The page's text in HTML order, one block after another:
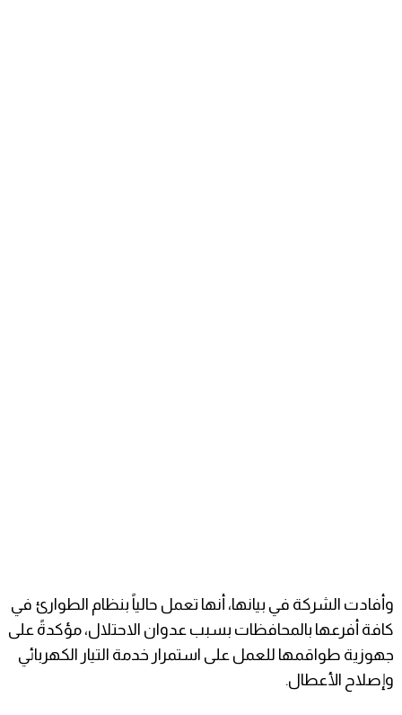
وأفادت الشركة في بيانها، أنها تعمل حالياً بنظام الطوارئ في
كافة أفرعها بالمحافظات بسبب عدوان الاحتلال، مؤكدةً على
جهوزية طواقمها للعمل على استمرار خدمة التيار الكهربائي
وإصلاح الأعطال.